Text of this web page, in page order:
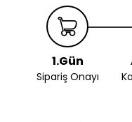
1.Gün
Sipariş Onayı